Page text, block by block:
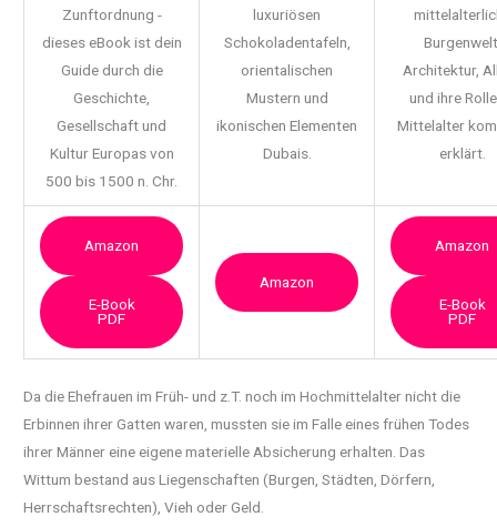
Zunftordnung -
dieses eBook ist dein
Guide durch die
Geschichte,
Gesellschaft und
Kultur Europas von
500 bis 1500 n. Chr.
luxuriösen
Schokoladentafeln,
orientalischen
Mustern und
ikonischen Elementen
Dubais.
Architektur,
und ihre
Mittelalter
erklärt.
Amazon
E-Book
PDF
Amazon
Amazon
E-Book
PDF
Da die Ehefrauen im Früh- und z.T. noch im Hochmittelalter nicht die
Erbinnen ihrer Gatten waren, mussten sie im Falle einesfrühen Todes
ihrer Männer eine eigene materielle Absicherung erhalten. Das
Wittum bestand aus Liegenschaften (Burgen, Städten, Dörfern,
Herrschaftsrechten), Vieh oder Geld.